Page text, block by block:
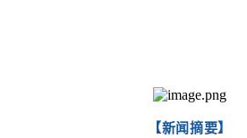
【新闻摘要】